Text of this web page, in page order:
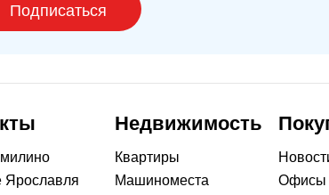
Подписаться
Ярославля
Недвижимость
Квартиры
Машиноместа
Офисы